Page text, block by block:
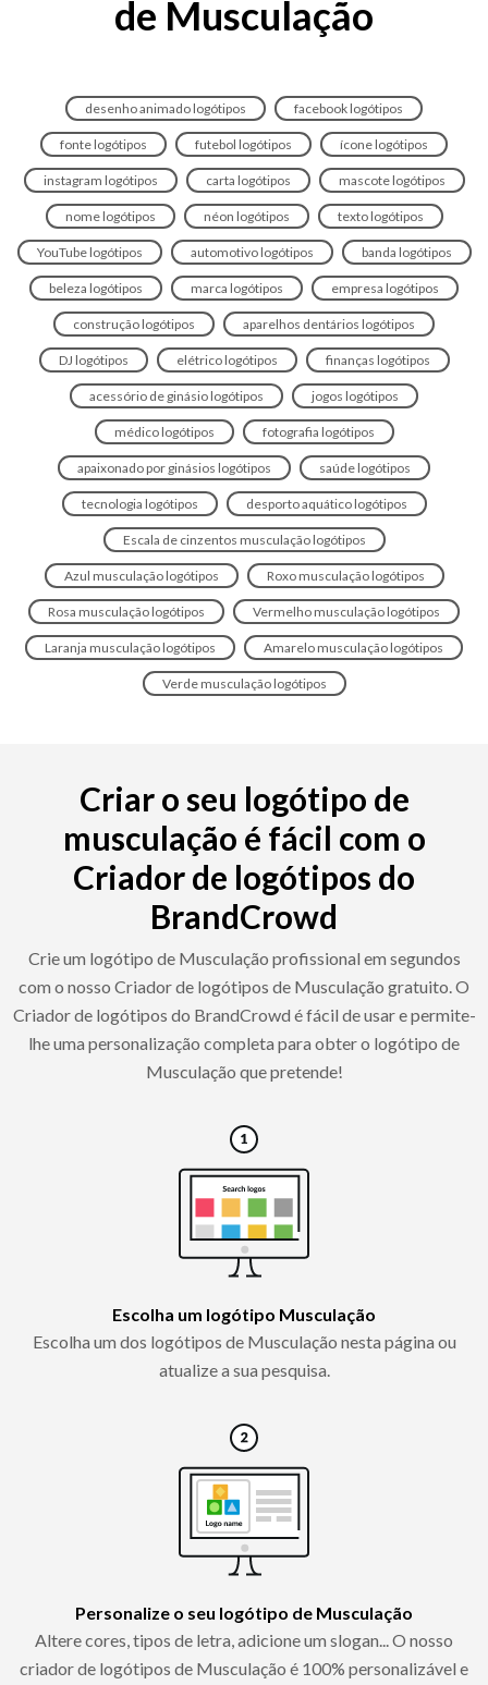
de Musculação
desenho animado logótipos facebook logótipos
fonte logótipos futebol logótipos ícone logótipos
instagram logótipos carta logótipos mascote logótipos
nome logótipos néon logótipos texto logótipos
YouTube logótipos automotivo logótipos banda logótipos
beleza logótipos marca logótipos empresa logótipos
construção logótipos aparelhos dentários logótipos
DJ logótipos elétrico logótipos finanças logótipos
acessório de ginásio logótipos jogos logótipos
médico logótipos fotografia logótipos
apaixonado por ginásios logótipos saúde logótipos
tecnologia logótipos desporto aquático logótipos
Escala de cinzentos musculação logótipos
Azul musculação logótipos Roxo musculação logótipos
Rosa musculação logótipos Vermelho musculação logótipos
Laranja musculação logótipos Amarelo musculação logótipos
Verde musculação logótipos
Criar o seu logótipo de
musculação é fácil com o
Criador de logótipos do
BrandCrowd
Crie um logótipo de Musculação profissional em segundos
com o nosso Criador de logótipos de Musculação gratuito. O
Criador de logótipos do BrandCrowd é fácil de usar e permite-
lhe uma personalização completa para obter o logótipo de
Musculação que pretende!
Escolha um logótipo Musculação
Escolha um dos logótipos de Musculação nesta página ou
atualize a sua pesquisa.
Personalize o seu logótipo de Musculação
Altere cores, tipos de letra, adicione um slogan... O nosso
criador de logótipos de Musculação é 100% personalizável e